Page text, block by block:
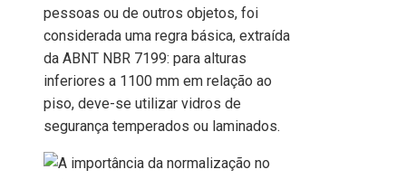
pessoas ou de outros objetos, foi
considerada uma regra básica, extraída
da ABNT NBR 7199: para alturas
inferiores a 1100 mm em relação ao
piso, deve-se utilizar vidros de
segurança temperados ou laminados.